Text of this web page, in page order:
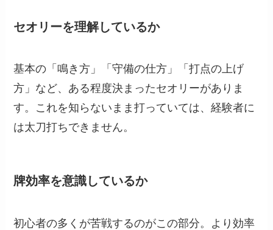
セオリーを理解しているか
基本の「鳴き方」「守備の仕方」「打点の上げ
方」など、ある程度決まったセオリーがありま
す。これを知らないまま打っていては、経験者に
は太刀打ちできません。
牌効率を意識しているか
初心者の多くが苦戦するのがこの部分。より効率